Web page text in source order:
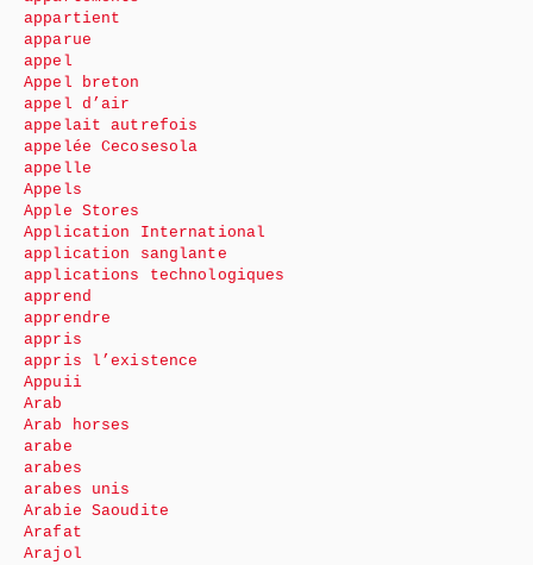
appartient
apparue
appel
Appel breton
appel d’air
appelait autrefois
appelée Cecosesola
appelle
Appels
Apple Stores
Application International
application sanglante
applications technologiques
apprend
apprendre
appris
appris l’existence
Appuii
Arab
Arab horses
arabe
arabes
arabes unis
Arabie Saoudite
Arafat
Arajol